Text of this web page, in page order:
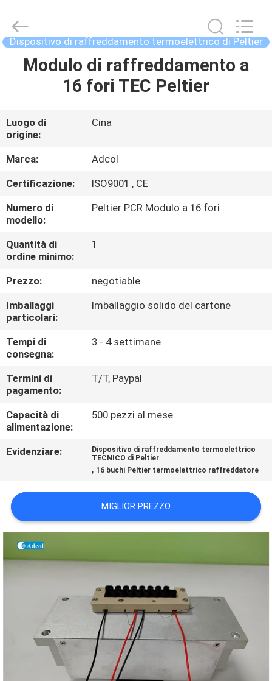
CASA
VIDEO
CIRCA
NOI
GIRO
DELLA
FABBRICA
CONTROLLO
DI
QUALITÀ
CONTATTO
STATI
UNITI
CASI
MAPPA
DEL
PRIVACY
POLICY
Electronics
(Guangzhou)
Co.,
Ltd..Dispositivo di raffreddamento termoelettrico di Peltier
Modulo di raffreddamento a
16 fori TEC Peltier
Luogo di
origine:
Cina
Marca:
Adcol
Certificazione:
ISO9001 , CE
Numero di
modello:
Peltier PCR Modulo a 16 fori
Quantità di
ordine minimo:
1
Prezzo:
negotiable
Imballaggi
particolari:
Imballaggio solido del cartone
Tempi di
consegna:
3 - 4 settimane
Termini di
pagamento:
T/T, Paypal
Capacità di
alimentazione:
500 pezzi al mese
Evidenziare:
Dispositivo di raffreddamento termoelettrico
TECNICO di Peltier
, 16 buchi Peltier termoelettrico raffreddatore
MIGLIOR PREZZO